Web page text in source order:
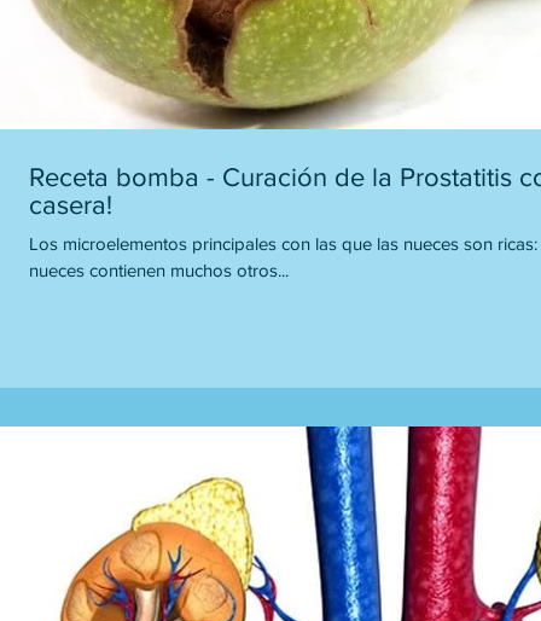
Receta bomba - Curación de la Prostatitis
casera!
Los microelementos principales con las que las nueces son ricas:
nueces contienen muchos otros...